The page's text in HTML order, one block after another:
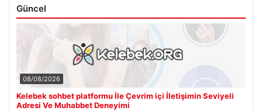
Güncel
08/08/2026
Kelebek sohbet platformu İle Çevrim içi İletişimin Seviyeli
Adresi Ve Muhabbet Deneyimi